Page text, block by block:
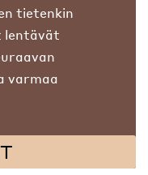
tietenkin
lentävät
varmaa